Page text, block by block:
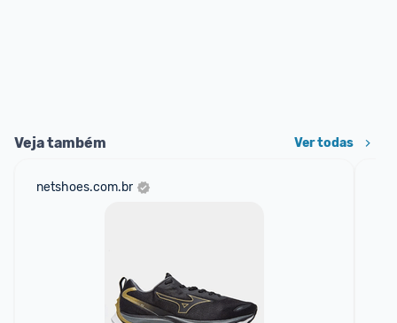
Veja também Ver todas
netshoes.com.br